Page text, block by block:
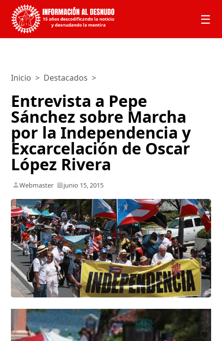
☰
Inicio > Destacados >
Entrevista a Pepe
Sánchez sobre Marcha
por la Independencia y
Excarcelación de Oscar
López Rivera
Webmaster junio 15, 2015